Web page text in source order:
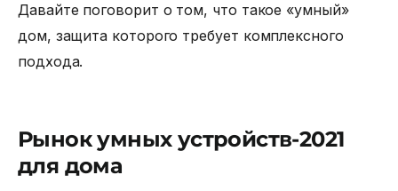
Давайте поговорит о том, что такое «умный»
дом, защита которого требует комплексного
подхода.
Рынок умных устройств-2021
для дома